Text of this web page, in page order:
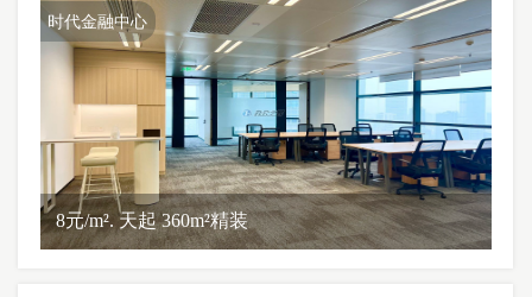
时代金融中心
8元/m². 天起 360m²精装